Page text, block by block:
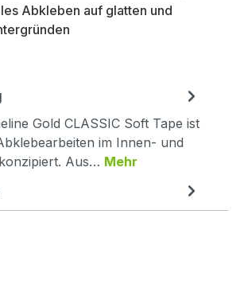
Abkleben auf glatten und
Gold CLASSIC Soft Tape ist
im Innen- und
Aus… Mehr